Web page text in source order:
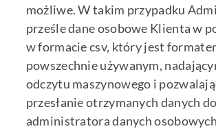
możliwe. W takim przypadku
prześle dane osobowe Klienta w
w formacie csv, który jest
powszechnie używanym,
odczytu maszynowego i
przesłanie otrzymanych danych
administratora danych